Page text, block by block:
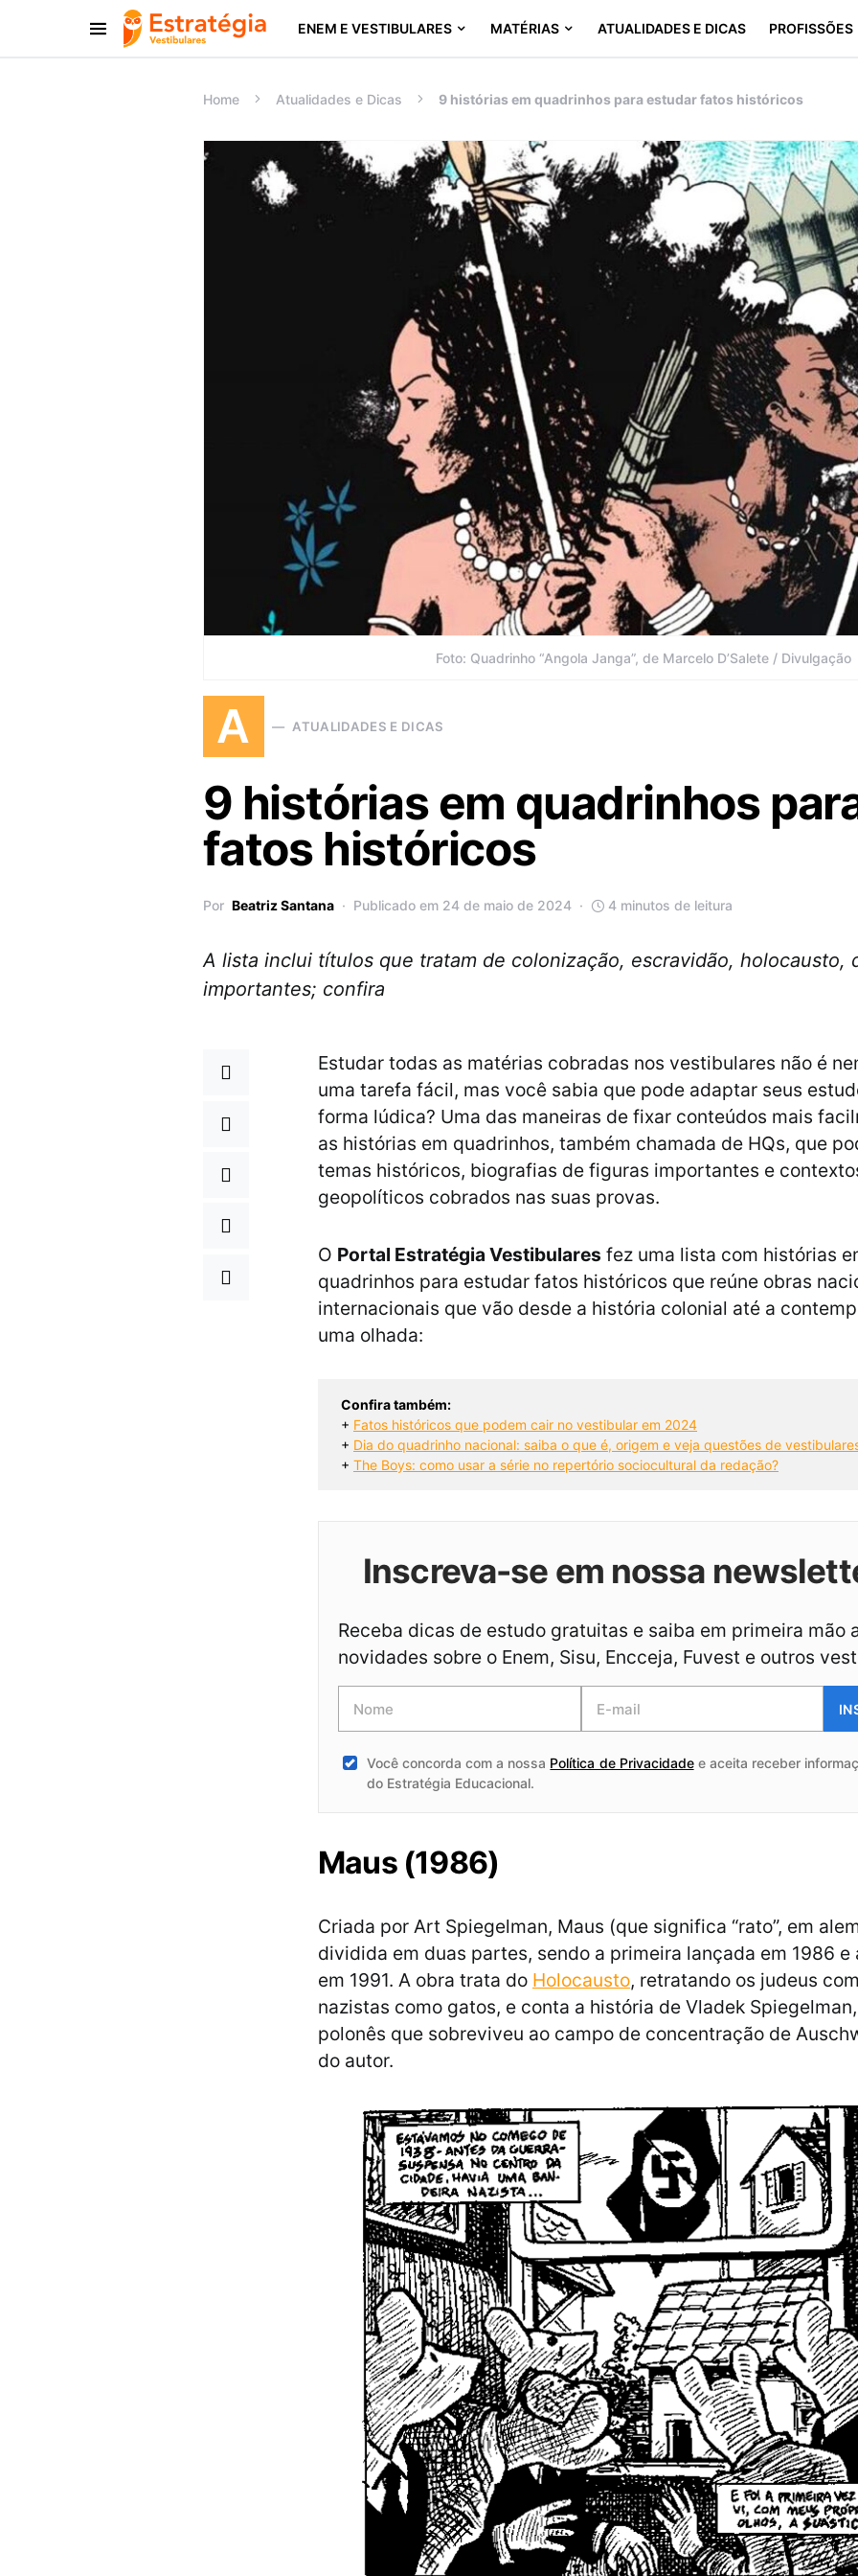
ENEM E VESTIBULARES MATÉRIAS ATUALIDADES E DICAS PROFISSÕES
Procurar:
Home Atualidades e Dicas 9 histórias em quadrinhos para estudar fatos históricos
Foto: Quadrinho “Angola Janga”, de Marcelo D’Salete / Divulgação
A ATUALIDADES E DICAS
9 histórias em quadrinhos
fatos históricos
Por Beatriz Santana Publicado em 24 de maio de 2024 4 minutos de leitura
A lista inclui títulos que tratam de colonização, escravidão, holocausto,
importantes; confira
Estudar todas as matérias cobradas nos vestibulares não é
uma tarefa fácil, mas você sabia que pode adaptar seus
forma lúdica? Uma das maneiras de fixar conteúdos mais
as histórias em quadrinhos, também chamada de HQs, que
temas históricos, biografias de figuras importantes e
geopolíticos cobrados nas suas provas.
O Portal Estratégia Vestibulares fez uma lista com histórias
quadrinhos para estudar fatos históricos que reúne obras
internacionais que vão desde a história colonial até a
uma olhada:
Confira também:
+ Fatos históricos que podem cair no vestibular em 2024
+ Dia do quadrinho nacional: saiba o que é, origem e veja questões de
+ The Boys: como usar a série no repertório sociocultural da redação?
Inscreva-se em nossa
Receba dicas de estudo gratuitas e saiba em primeira mão
novidades sobre o Enem, Sisu, Encceja, Fuvest e outros
Você concorda com a nossa Política de Privacidadee aceita receber
do Estratégia Educacional.
Maus (1986)
Criada por Art Spiegelman, Maus (que significa “rato”, em
dividida em duas partes, sendo a primeira lançada em 1986 e
em 1991. A obra trata do Holocausto, retratando os judeus
nazistas como gatos, e conta a história de Vladek
polonês que sobreviveu ao campo de concentração de
do autor.